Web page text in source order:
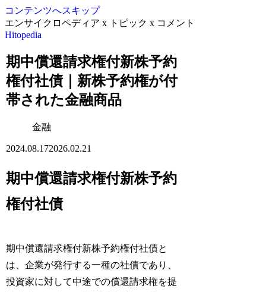
コンテンツへスキップ
エンサイクロペディア x トピック x コメント
Hitopedia
期中償還請求権付新株予約
権付社債｜新株予約権が付
帯された金融商品
金融
2024.08.172026.02.21
期中償還請求権付新株予約
権付社債
期中償還請求権付新株予約権付社債と
は、企業が発行する一種の社債であり、
投資家に対して中途での償還請求権を提